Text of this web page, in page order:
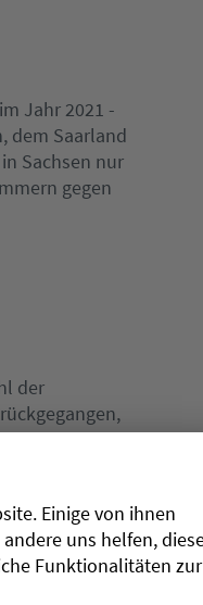
Jahr 2021 -
dem Saarland
Sachsen nur
gegen
der
Prozent) und
Einige von ihnen
uns helfen,
Funktionalitäten zur